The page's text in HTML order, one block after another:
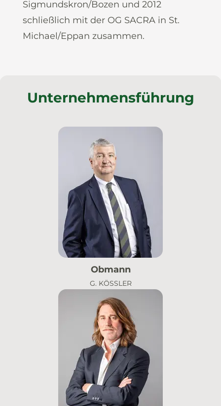
Sigmundskron/Bozen und 2012
schließlich mit der OG SACRA in St.
Michael/Eppan zusammen.
Unternehmensführung
Obmann
G. KÖSSLER